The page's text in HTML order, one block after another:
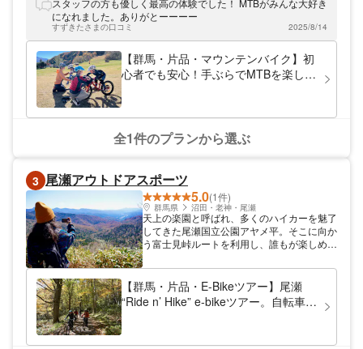
一緒になって楽しめる人気のアクティビテ
ィ。レンタルが充実しているので手ぶらで楽
しめるのはもちろん、リフトに乗ってマウン
テンバイクの醍醐味である下りの滑走感を気
軽に体験できます。初心者から楽しめるフロ
ートレイルやグラスゲレンデ、アドベンチャ
ICから車で約1時間50分！ご家族での思い出
作りに、ぜひ気軽に足をお運びください。
スタッフの方も優しく最高の体験でした！ MTBがみんな大好き
になれました。ありがとーーーー
すずきたさまの口コミ 2025/8/14
【群馬・片品・マウンテンバイク】初
心者でも安心！手ぶらでMTBを楽しめ
体験！
全1件のプランから選ぶ
3 尾瀬アウトドアスポーツ
5.0(1件)
群馬県 沼田・老神・尾瀬
天上の楽園と呼ばれ、多くのハイカーを魅了
してきた尾瀬国立公園アヤメ平。そこに向か
う富士見峠ルートを利用し、誰もが楽しめ
アーをご用意。アヤメ平の圧倒的な眺望と、
特別なアウトドア時間を体感しにいらしてく
ださい。 集合場所はスノーパーク尾瀬戸倉
内の尾瀬高原ホテルになります。関越自動車
【群馬・片品・E-Bikeツアー】尾瀬
“Ride n’ Hike” e-bikeツアー。自転車に